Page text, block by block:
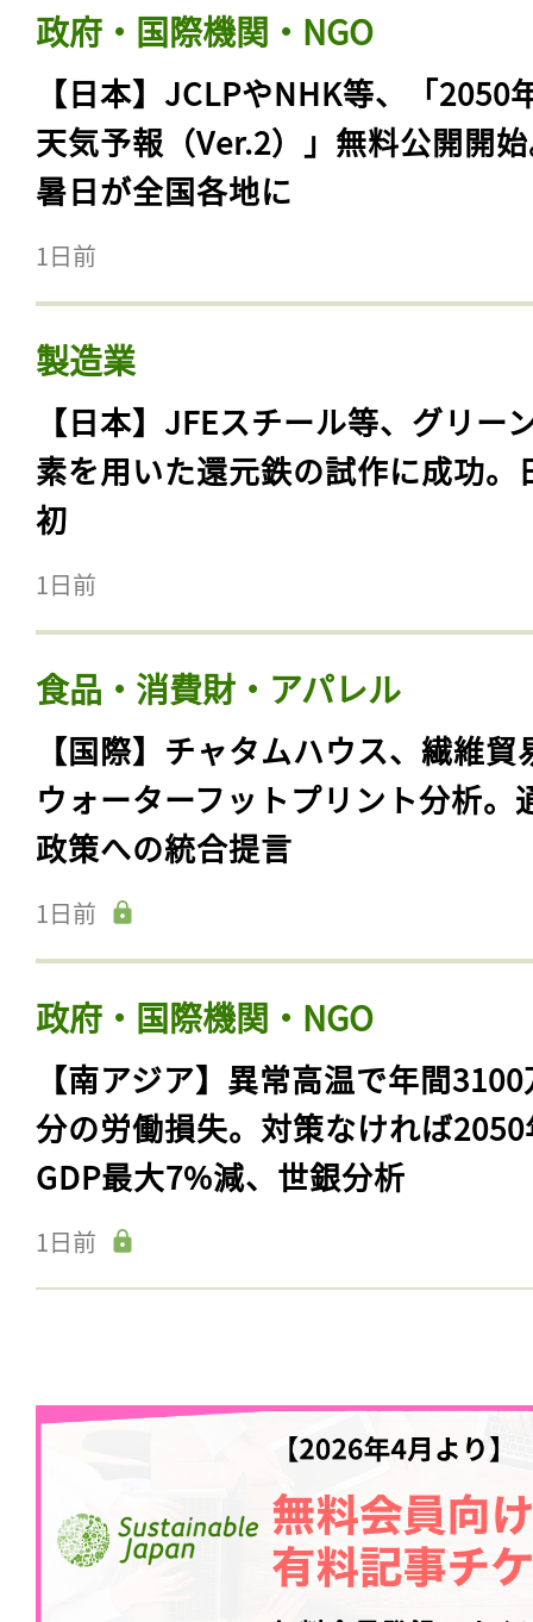
政府・国際機関・NGO
【日本】JCLPやNHK等、「2050
天気予報（Ver.2）」無料公開開
暑日が全国各地に
1日前
製造業
【日本】JFEスチール等、グリー
素を用いた還元鉄の試作に成功。
初
1日前
食品・消費財・アパレル
【国際】チャタムハウス、繊維貿
ウォーターフットプリント分析。
政策への統合提言
1日前
政府・国際機関・NGO
【南アジア】異常高温で年間
分の労働損失。対策なければ
GDP最大7%減、世銀分析
1日前